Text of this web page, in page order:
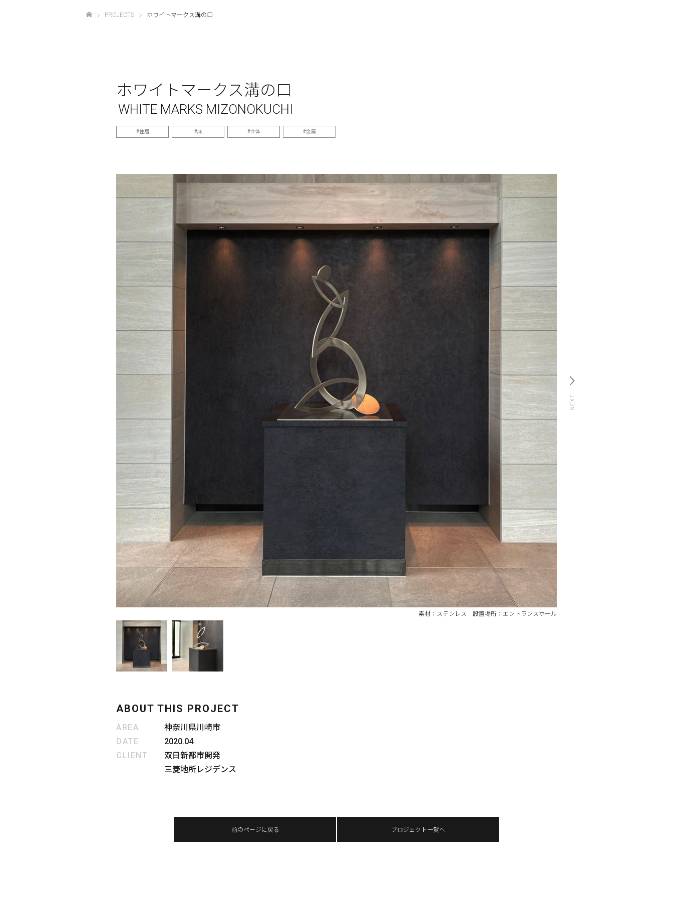
PROJECTS ホワイトマークス溝の口
ホワイトマークス溝の口
WHITE MARKS MIZONOKUCHI
住居 床 立体 金属
素材：ステンレス 設置場所：エントランスホール
ABOUT THIS PROJECT
AREA
神奈川県川崎市
DATE
2020.04
CLIENT
双日新都市開発
三菱地所レジデンス
前のページに戻る プロジェクト一覧へ